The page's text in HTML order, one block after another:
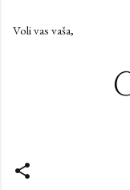
Voli vas vaša,